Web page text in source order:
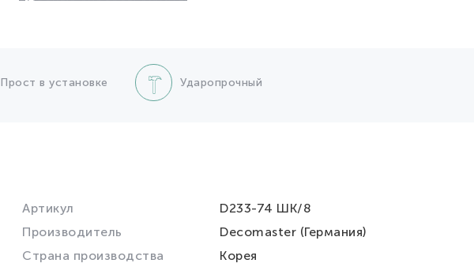
Прост в установке Ударопрочный
Артикул
D233-74 ШК/8
Производитель
Decomaster (Германия)
Страна производства
Корея